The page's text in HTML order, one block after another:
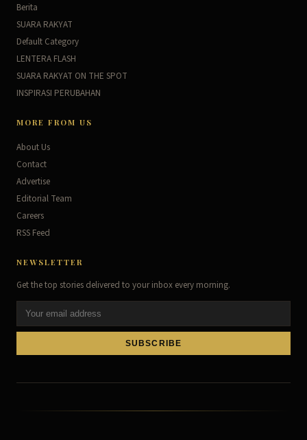
Berita
SUARA RAKYAT
Default Category
LENTERA FLASH
SUARA RAKYAT ON THE SPOT
INSPIRASI PERUBAHAN
MORE FROM US
About Us
Contact
Advertise
Editorial Team
Careers
RSS Feed
NEWSLETTER
Get the top stories delivered to your inbox every morning.
SUBSCRIBE